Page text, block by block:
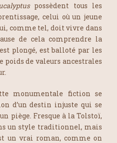
possèdent tous les
celui où un jeune
comme tel, doit vivre dans
de cela comprendre la
plongé, est balloté par les
de valeurs ancestrales
monumentale fiction se
d’un destin injuste qui se
piège. Fresque à la Tolstoï,
un style traditionnel, mais
un vrai roman, comme on